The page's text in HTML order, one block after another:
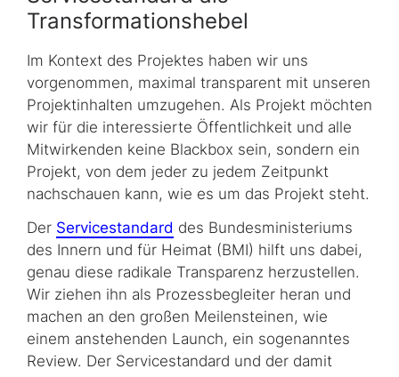
Transformationshebel
Im Kontext des Projektes haben wir uns
vorgenommen, maximal transparent mit unseren
Projektinhalten umzugehen. Als Projekt möchten
wir für die interessierte Öffentlichkeit und alle
Mitwirkenden keine Blackbox sein, sondern ein
Projekt, von dem jeder zu jedem Zeitpunkt
nachschauen kann, wie es um das Projekt steht.
Der Servicestandard des Bundesministeriums
des Innern und für Heimat (BMI) hilft uns dabei,
genau diese radikale Transparenz herzustellen.
Wir ziehen ihn als Prozessbegleiter heran und
machen an den großen Meilensteinen, wie
einem anstehenden Launch, ein sogenanntes
Review. Der Servicestandard und der damit